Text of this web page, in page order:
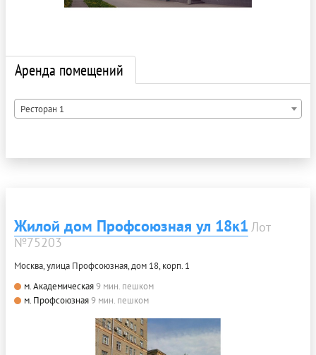
Аренда помещений
Ресторан 1
Жилой дом Профсоюзная ул 18к1 Лот
№75203
Москва, улица Профсоюзная, дом 18, корп. 1
м. Академическая9 мин. пешком
м. Профсоюзная9 мин. пешком